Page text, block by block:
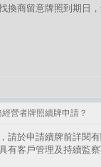
換商留意牌照到期日
營者牌照續牌申請？
請於申請續牌前詳閱有
有客戶管理及持續監